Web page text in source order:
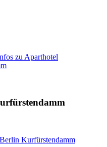
zu Aparthotel
Kurfürstendamm